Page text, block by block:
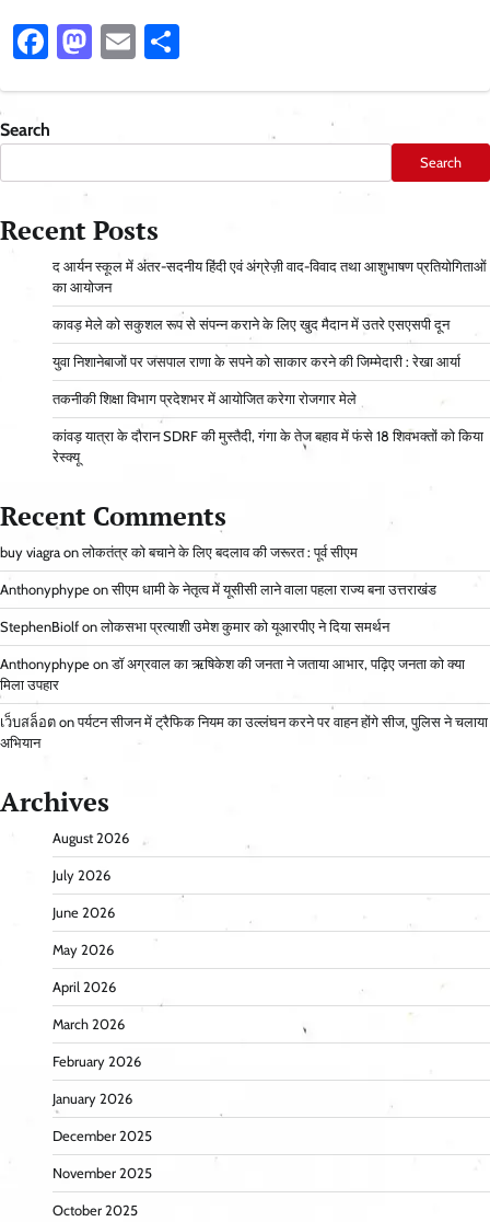
Facebook
Mastodon
Email
Search
Search
Recent Posts
द आर्यन स्कूल में अंतर-सदनीय हिंदी एवं अंग्रेज़ी वाद-विवाद तथा आशुभाषण प्रतियोगिताओं
का आयोजन
कावड़ मेले को सकुशल रूप से संपन्न कराने के लिए खुद मैदान में उतरे एसएसपी दून
युवा निशानेबाजों पर जसपाल राणा के सपने को साकार करने की जिम्मेदारी : रेखा आर्या
तकनीकी शिक्षा विभाग प्रदेशभर में आयोजित करेगा रोजगार मेले
कांवड़ यात्रा के दौरान SDRF की मुस्तैदी, गंगा के तेज बहाव में फंसे 18 शिवभक्तों को किया
रेस्क्यू
Recent Comments
buy viagra onलोकतंत्र को बचाने के लिए बदलाव की जरूरत : पूर्व सीएम
Anthonyphype onसीएम धामी के नेतृत्व में यूसीसी लाने वाला पहला राज्य बना उत्तराखंड
StephenBiolf onलोकसभा प्रत्याशी उमेश कुमार को यूआरपीए ने दिया समर्थन
Anthonyphype onडॉ अग्रवाल का ऋषिकेश की जनता ने जताया आभार, पढ़िए जनता को क्या
मिला उपहार
เว็บสล็อต onपर्यटन सीजन में ट्रैफिक नियम का उल्लंघन करने पर वाहन होंगे सीज, पुलिस ने चलाया
अभियान
Archives
August 2026
July 2026
June 2026
May 2026
April 2026
March 2026
February 2026
January 2026
December 2025
November 2025
October 2025